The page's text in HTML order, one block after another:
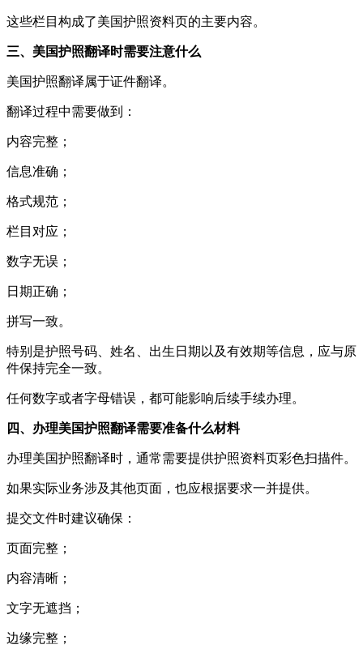
这些栏目构成了美国护照资料页的主要内容。
三、美国护照翻译时需要注意什么
美国护照翻译属于证件翻译。
翻译过程中需要做到：
内容完整；
信息准确；
格式规范；
栏目对应；
数字无误；
日期正确；
拼写一致。
特别是护照号码、姓名、出生日期以及有效期等信息，应与原
件保持完全一致。
任何数字或者字母错误，都可能影响后续手续办理。
四、办理美国护照翻译需要准备什么材料
办理美国护照翻译时，通常需要提供护照资料页彩色扫描件。
如果实际业务涉及其他页面，也应根据要求一并提供。
提交文件时建议确保：
页面完整；
内容清晰；
文字无遮挡；
边缘完整；